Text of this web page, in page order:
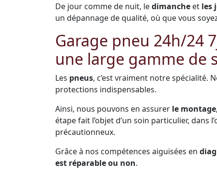
De jour comme de nuit, ledimanche et les
un dépannage de qualité, où que vous
Garage pneu 24h/24
une large gamme de
Les pneus, c’est vraiment notre spécialité.
protections indispensables.
Ainsi, nous pouvons en assurer le
étape fait l’objet d’un soin particulier, dans
précautionneux.
Grâce à nos compétences aiguisées en
est réparable ou non.